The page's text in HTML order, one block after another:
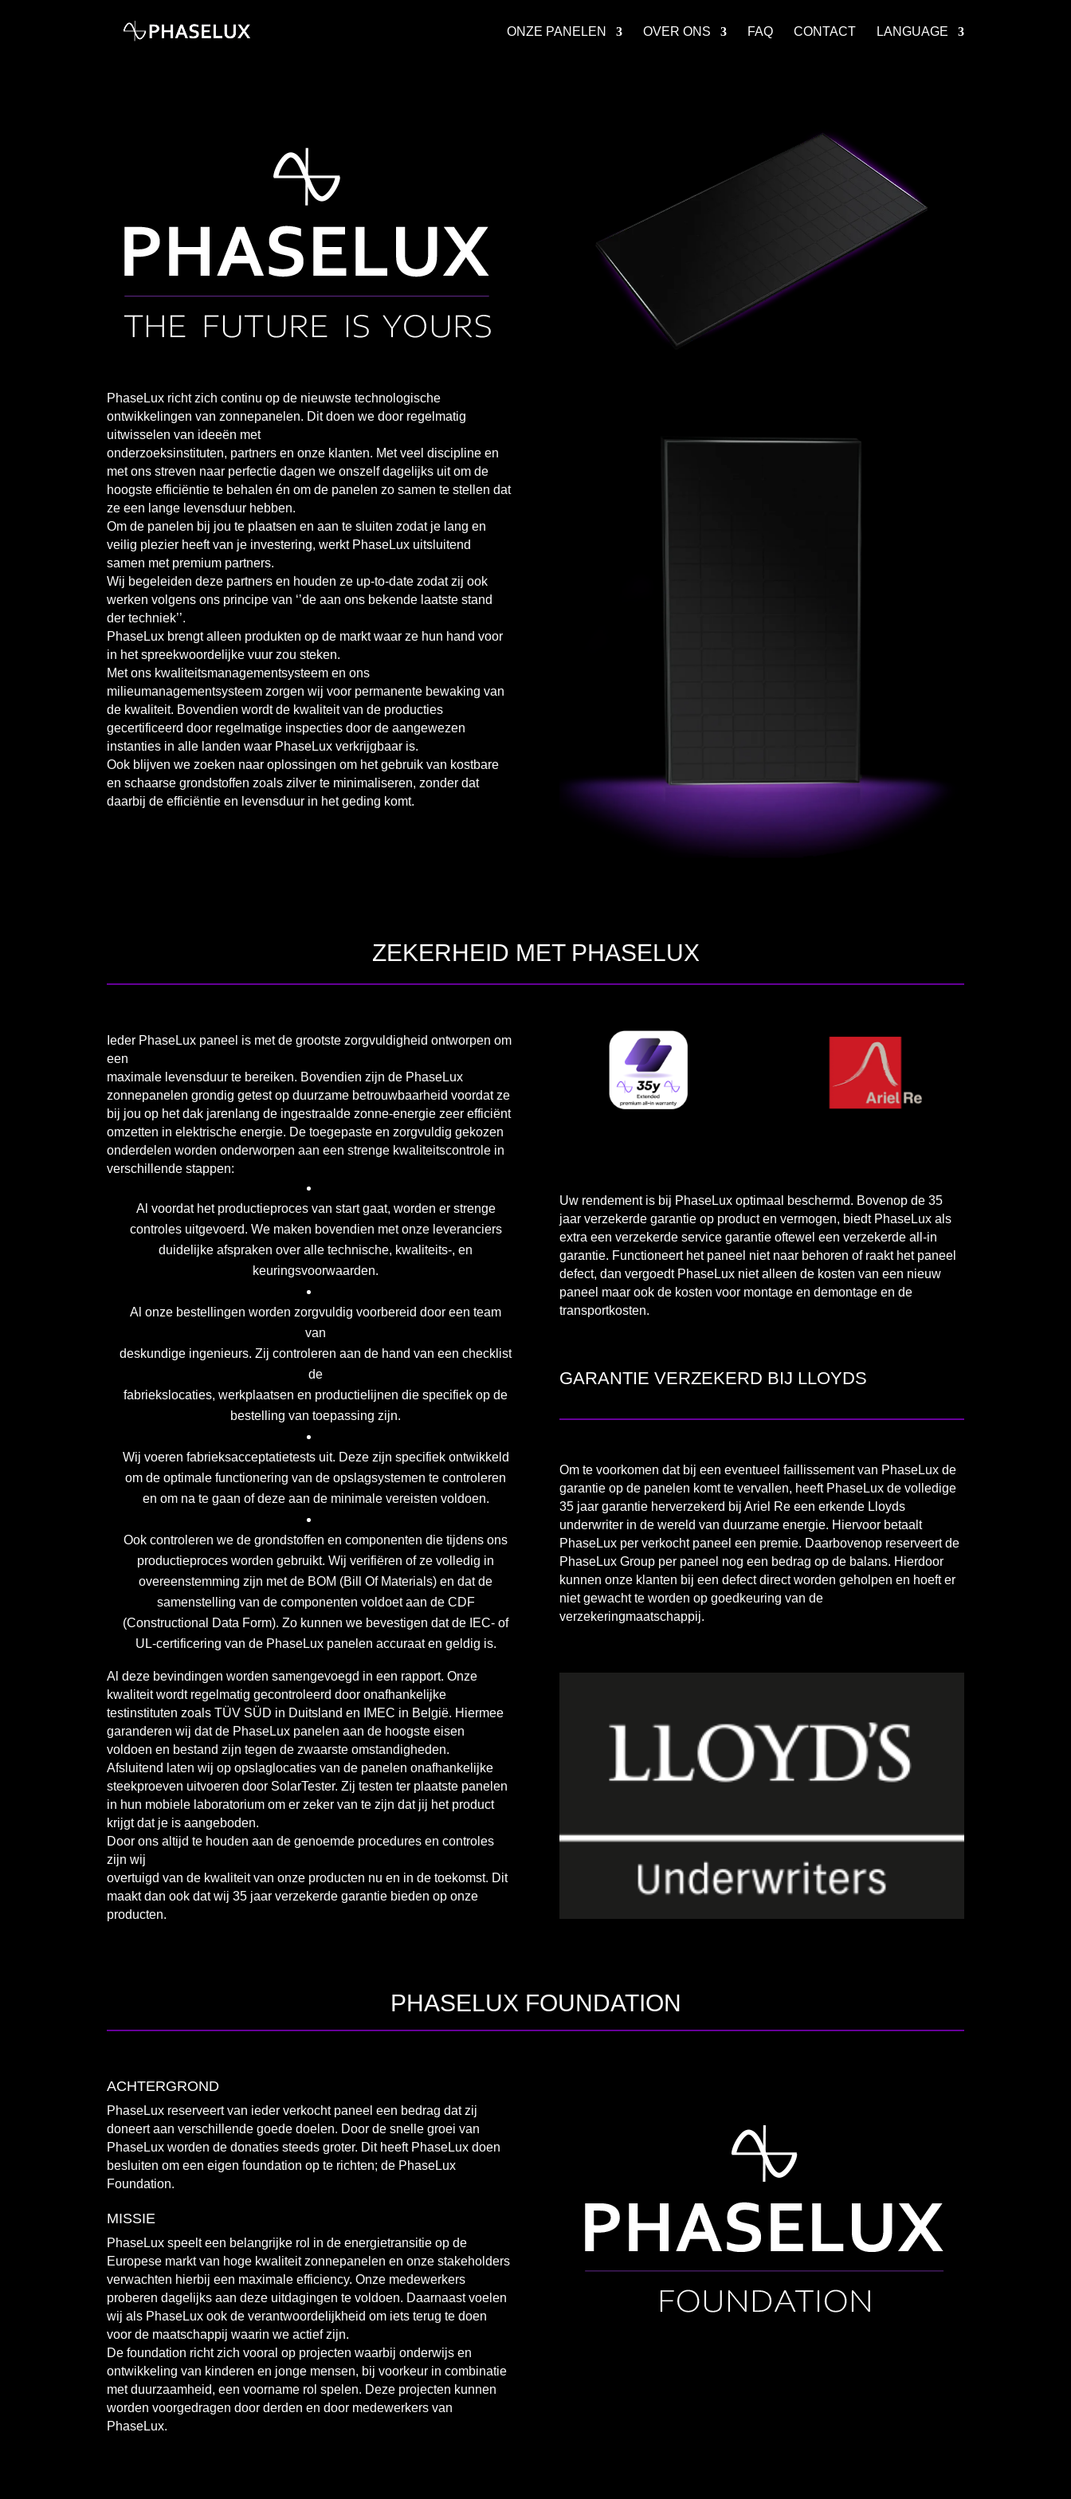
ONZE PANELEN OVER ONS FAQ CONTACT LANGUAGE
PhaseLux richt zich continu op de nieuwste technologische
ontwikkelingen van zonnepanelen. Dit doen we door regelmatig
uitwisselen van ideeën met
onderzoeksinstituten, partners en onze klanten. Met veel discipline en
met ons streven naar perfectie dagen we onszelf dagelijks uit om de
hoogste efficiëntie te behalen én om de panelen zo samen te stellen dat
ze een lange levensduur hebben.
Om de panelen bij jou te plaatsen en aan te sluiten zodat je lang en
veilig plezier heeft van je investering, werkt PhaseLux uitsluitend
samen met premium partners.
Wij begeleiden deze partners en houden ze up-to-date zodat zij ook
werken volgens ons principe van ‘’de aan ons bekende laatste stand
der techniek’’.
PhaseLux brengt alleen produkten op de markt waar ze hun hand voor
in het spreekwoordelijke vuur zou steken.
Met ons kwaliteitsmanagementsysteem en ons
milieumanagementsysteem zorgen wij voor permanente bewaking van
de kwaliteit. Bovendien wordt de kwaliteit van de producties
gecertificeerd door regelmatige inspecties door de aangewezen
instanties in alle landen waar PhaseLux verkrijgbaar is.
Ook blijven we zoeken naar oplossingen om het gebruik van kostbare
en schaarse grondstoffen zoals zilver te minimaliseren, zonder dat
daarbij de efficiëntie en levensduur in het geding komt.
ZEKERHEID MET PHASELUX
Ieder PhaseLux paneel is met de grootste zorgvuldigheid ontworpen om
een
maximale levensduur te bereiken. Bovendien zijn de PhaseLux
zonnepanelen grondig getest op duurzame betrouwbaarheid voordat ze
bij jou op het dak jarenlang de ingestraalde zonne-energie zeer efficiënt
omzetten in elektrische energie. De toegepaste en zorgvuldig gekozen
onderdelen worden onderworpen aan een strenge kwaliteitscontrole in
verschillende stappen:
Al voordat het productieproces van start gaat, worden er strenge
controles uitgevoerd. We maken bovendien met onze leveranciers
duidelijke afspraken over alle technische, kwaliteits-, en
keuringsvoorwaarden.
Al onze bestellingen worden zorgvuldig voorbereid door een team
van
deskundige ingenieurs. Zij controleren aan de hand van een checklist
de
fabriekslocaties, werkplaatsen en productielijnen die specifiek op de
bestelling van toepassing zijn.
Wij voeren fabrieksacceptatietests uit. Deze zijn specifiek ontwikkeld
om de optimale functionering van de opslagsystemen te controleren
en om na te gaan of deze aan de minimale vereisten voldoen.
Ook controleren we de grondstoffen en componenten die tijdens ons
productieproces worden gebruikt. Wij verifiëren of ze volledig in
overeenstemming zijn met de BOM (Bill Of Materials) en dat de
samenstelling van de componenten voldoet aan de CDF
(Constructional Data Form). Zo kunnen we bevestigen dat de IEC- of
UL-certificering van de PhaseLux panelen accuraat en geldig is.
Al deze bevindingen worden samengevoegd in een rapport. Onze
kwaliteit wordt regelmatig gecontroleerd door onafhankelijke
testinstituten zoals TÜV SÜD in Duitsland en IMEC in België. Hiermee
garanderen wij dat de PhaseLux panelen aan de hoogste eisen
voldoen en bestand zijn tegen de zwaarste omstandigheden.
Afsluitend laten wij op opslaglocaties van de panelen onafhankelijke
steekproeven uitvoeren door SolarTester. Zij testen ter plaatste panelen
in hun mobiele laboratorium om er zeker van te zijn dat jij het product
krijgt dat je is aangeboden.
Door ons altijd te houden aan de genoemde procedures en controles
zijn wij
overtuigd van de kwaliteit van onze producten nu en in de toekomst. Dit
maakt dan ook dat wij 35 jaar verzekerde garantie bieden op onze
producten.
Uw rendement is bij PhaseLux optimaal beschermd. Bovenop de 35
jaar verzekerde garantie op product en vermogen, biedt PhaseLux als
extra een verzekerde service garantie oftewel een verzekerde all-in
garantie. Functioneert het paneel niet naar behoren of raakt het paneel
defect, dan vergoedt PhaseLux niet alleen de kosten van een nieuw
paneel maar ook de kosten voor montage en demontage en de
transportkosten.
GARANTIE VERZEKERD BIJ LLOYDS
Om te voorkomen dat bij een eventueel faillissement van PhaseLux de
garantie op de panelen komt te vervallen, heeft PhaseLux de volledige
35 jaar garantie herverzekerd bij Ariel Re een erkende Lloyds
underwriter in de wereld van duurzame energie. Hiervoor betaalt
PhaseLux per verkocht paneel een premie. Daarbovenop reserveert de
PhaseLux Group per paneel nog een bedrag op de balans. Hierdoor
kunnen onze klanten bij een defect direct worden geholpen en hoeft er
niet gewacht te worden op goedkeuring van de
verzekeringmaatschappij.
PHASELUX FOUNDATION
ACHTERGROND
PhaseLux reserveert van ieder verkocht paneel een bedrag dat zij
doneert aan verschillende goede doelen. Door de snelle groei van
PhaseLux worden de donaties steeds groter. Dit heeft PhaseLux doen
besluiten om een eigen foundation op te richten; de PhaseLux
Foundation.
MISSIE
PhaseLux speelt een belangrijke rol in de energietransitie op de
Europese markt van hoge kwaliteit zonnepanelen en onze stakeholders
verwachten hierbij een maximale efficiency. Onze medewerkers
proberen dagelijks aan deze uitdagingen te voldoen. Daarnaast voelen
wij als PhaseLux ook de verantwoordelijkheid om iets terug te doen
voor de maatschappij waarin we actief zijn.
De foundation richt zich vooral op projecten waarbij onderwijs en
ontwikkeling van kinderen en jonge mensen, bij voorkeur in combinatie
met duurzaamheid, een voorname rol spelen. Deze projecten kunnen
worden voorgedragen door derden en door medewerkers van
PhaseLux.